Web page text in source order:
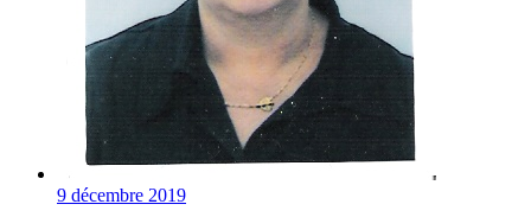
9 décembre 2019